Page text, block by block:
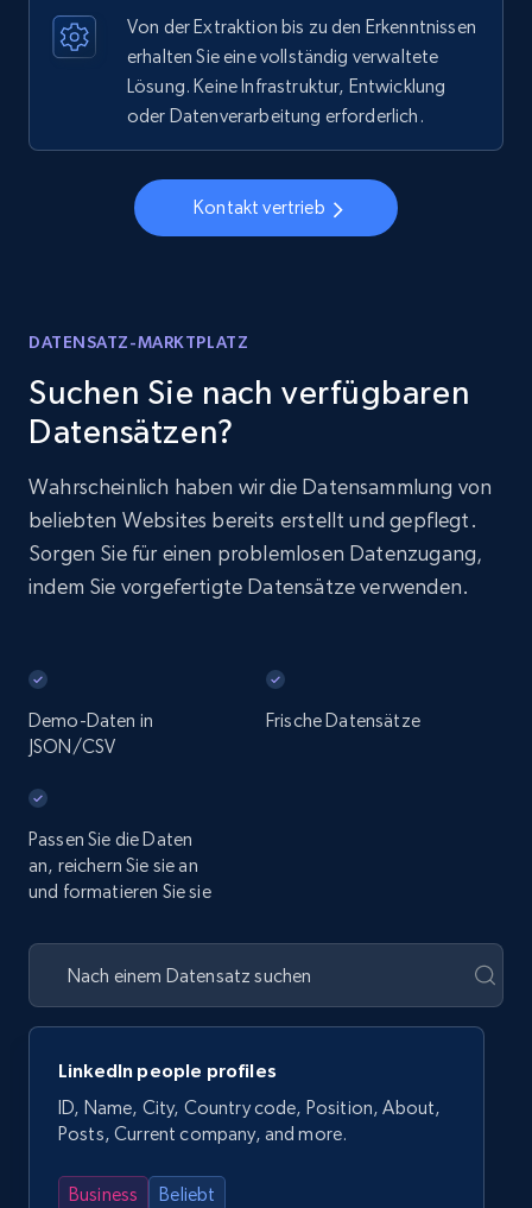
Von der Extraktion bis zu den Erkenntnissen
erhalten Sie eine vollständig verwaltete
Lösung. Keine Infrastruktur, Entwicklung
oder Datenverarbeitung erforderlich.
Kontakt vertrieb
DATENSATZ-MARKTPLATZ
Suchen Sie nach verfügbaren
Datensätzen?
Wahrscheinlich haben wir die Datensammlung von
beliebten Websites bereits erstellt und gepflegt.
Sorgen Sie für einen problemlosen Datenzugang,
indem Sie vorgefertigte Datensätze verwenden.
Demo-Daten in
JSON/CSV
Frische Datensätze
Passen Sie die Daten
an, reichern Sie sie an
und formatieren Sie sie
LinkedIn people profiles
ID, Name, City, Country code, Position, About,
Posts, Current company, and more.
Business Beliebt